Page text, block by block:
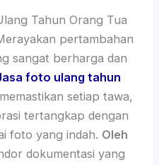
Tahun Orang Tua
pertambahan
sangat berharga dan
foto ulang tahun
setiap tawa,
tertangkap dengan
foto yang indah. Oleh
dokumentasi yang